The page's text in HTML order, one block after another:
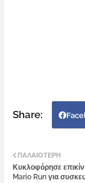
ΠΑΛΑΙΌΤΕΡΗ
Κυκλοφόρησε
Mario Run για